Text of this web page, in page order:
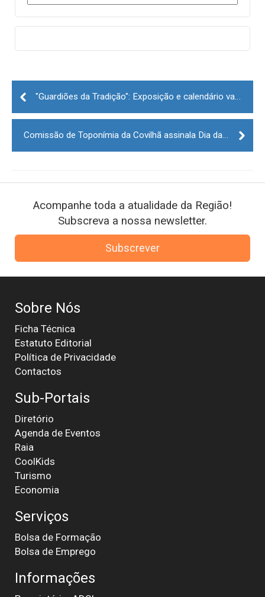
Post
navigation
"Guardiões da Tradição": Exposição e calendário valorizam produtores na Feira do Queijo Serra da Estrela
Comissão de Toponímia da Covilhã assinala Dia da Mulher com homenagens
Acompanhe toda a atualidade da Região!
Subscreva a nossa newsletter.
Subscrever
Sobre Nós
Ficha Técnica
Estatuto Editorial
Política de Privacidade
Contactos
Sub-Portais
Diretório
Agenda de Eventos
Raia
CoolKids
Turismo
Economia
Serviços
Bolsa de Formação
Bolsa de Emprego
Informações